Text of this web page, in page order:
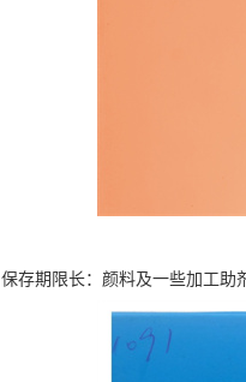
保存期限长：颜料及一些加工助